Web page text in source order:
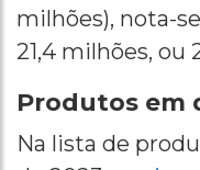
milhões), nota-
21,4 milhões, ou
Produtos em
Na lista de